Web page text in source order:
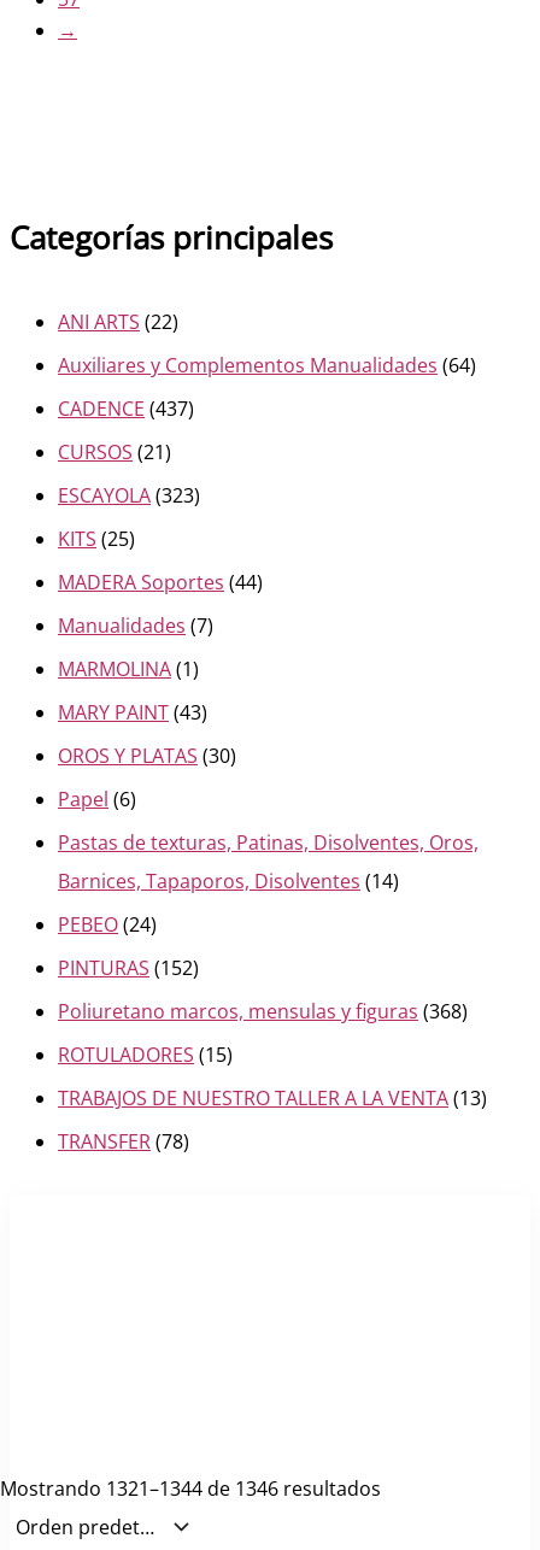
Categorías principales
ANI ARTS (22)
Auxiliares y Complementos Manualidades (64)
CADENCE (437)
CURSOS (21)
ESCAYOLA(323)
KITS (25)
MADERA Soportes (44)
Manualidades (7)
MARMOLINA(1)
MARY PAINT(43)
OROS Y PLATAS (30)
Papel (6)
Pastas de texturas, Patinas, Disolventes, Oros,
Barnices, Tapaporos, Disolventes (14)
PEBEO(24)
PINTURAS (152)
Poliuretano marcos, mensulas y figuras (368)
ROTULADORES (15)
TRABAJOS DE NUESTRO TALLER A LA VENTA(13)
TRANSFER(78)
Mostrando 1321–1344 de 1346 resultados
→